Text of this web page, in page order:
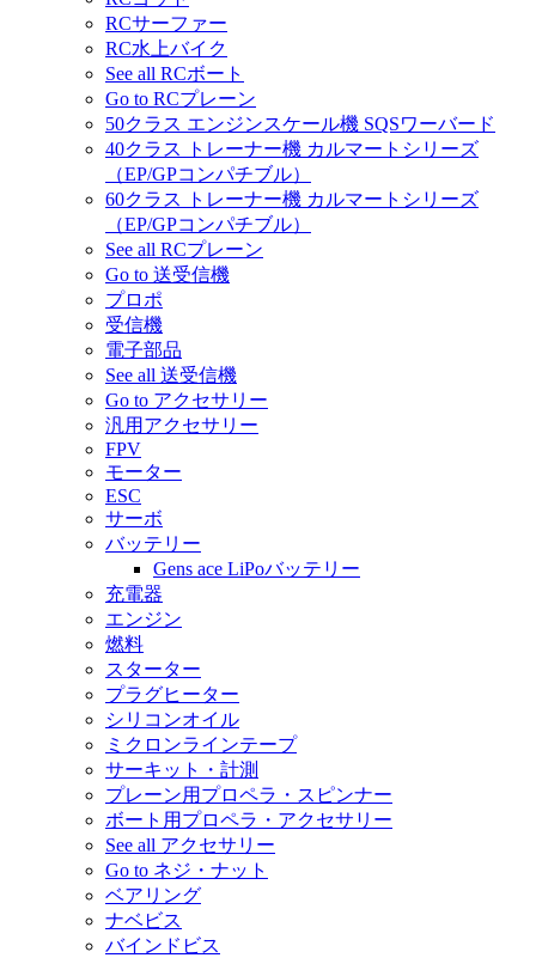
RCサーファー
RC水上バイク
See all RCボート
Go to RCプレーン
50クラス エンジンスケール機 SQSワーバード
40クラス トレーナー機 カルマートシリーズ
（EP/GPコンパチブル）
60クラス トレーナー機 カルマートシリーズ
（EP/GPコンパチブル）
See all RCプレーン
Go to 送受信機
プロポ
受信機
電子部品
See all 送受信機
Go to アクセサリー
汎用アクセサリー
FPV
モーター
ESC
サーボ
バッテリー
Gens ace LiPoバッテリー
充電器
エンジン
燃料
スターター
プラグヒーター
シリコンオイル
ミクロンラインテープ
サーキット・計測
プレーン用プロペラ・スピンナー
ボート用プロペラ・アクセサリー
See all アクセサリー
Go to ネジ・ナット
ベアリング
ナベビス
バインドビス